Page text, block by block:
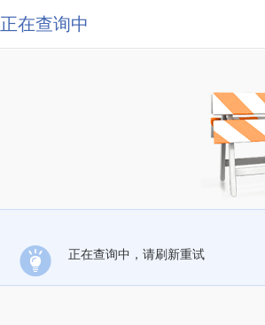
正在查询中
正在查询中，请刷新重试